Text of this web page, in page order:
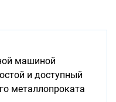
машиной
и доступный
металлопроката